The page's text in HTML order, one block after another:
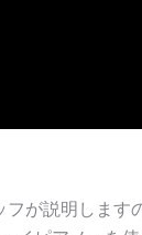
が説明します